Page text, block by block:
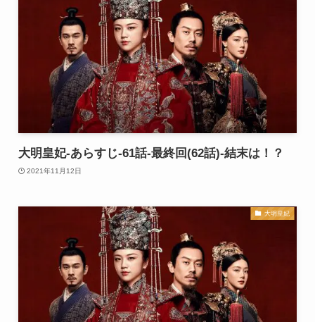
大明皇妃-あらすじ-61話-最終回(62話)-結末は！？
2021年11月12日
大明皇妃